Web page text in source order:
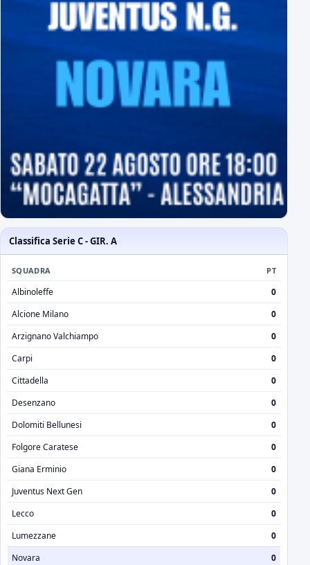
Classifica Serie C - GIR. A
SQUADRA PT
Albinoleffe
0
Alcione Milano
0
Arzignano Valchiampo
0
Carpi
0
Cittadella
0
Desenzano
0
Dolomiti Bellunesi
0
Folgore Caratese
0
Giana Erminio
0
Juventus Next Gen
0
Lecco
0
Lumezzane
0
Novara
0